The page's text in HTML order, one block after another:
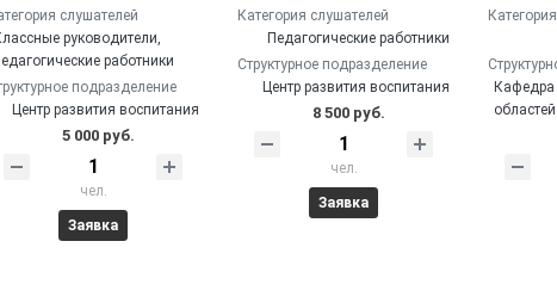
слушателей
руководители,
работники
подразделение
Центр развития воспитания
5 000 руб.
чел.
Заявка
Категория слушателей
Педагогические работники
Структурное подразделение
Центр развития воспитания
8 500 руб.
чел.
Заявка
областей